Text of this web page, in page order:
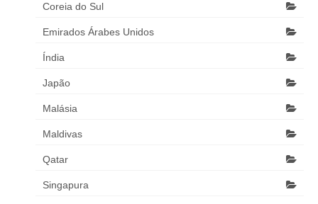
Coreia do Sul
Emirados Árabes Unidos
Índia
Japão
Malásia
Maldivas
Qatar
Singapura